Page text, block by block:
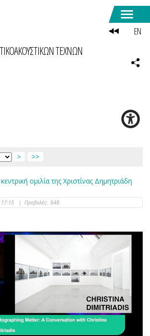
ΤΕΧΝΩΝ
> >>
ομιλία της Χριστίνας Δημητριάδη
| Προβολές: 648
EN